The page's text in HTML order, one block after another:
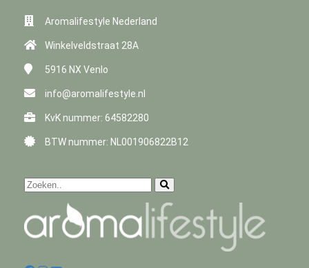
Aromalifestyle Nederland
Winkelveldstraat 28A
5916 NX Venlo
info@aromalifestyle.nl
KvK nummer: 64582280
BTW nummer: NL001906822B12